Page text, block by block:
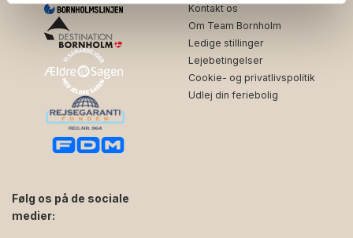
Følg os på de sociale
medier:
Kontakt os
Om Team Bornholm
Ledige stillinger
Lejebetingelser
Cookie- og privatlivspolitik
Udlej din feriebolig